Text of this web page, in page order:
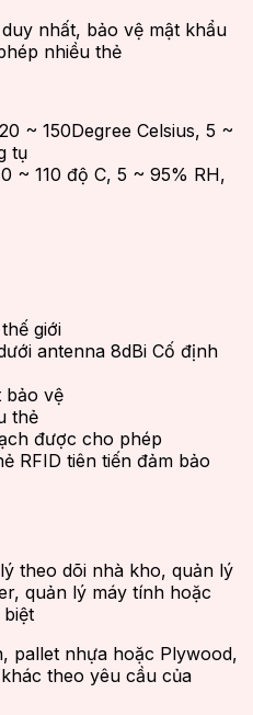
nhất, bảo vệ mật khẩu
nhiều thẻ
~ 150Degree Celsius, 5 ~
tụ
~ 110 độ C, 5 ~ 95% RH,
giới
antenna 8dBi Cố định
bảo vệ
thẻ
được cho phép
RFID tiên tiến đảm bảo
theo dõi nhà kho, quản lý
quản lý máy tính hoặc
pallet nhựa hoặc Plywood,
theo yêu cầu của